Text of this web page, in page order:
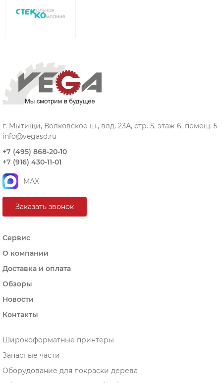
г. Мытищи, Волковское ш., влд. 23А, стр. 5, этаж 6, помещ. 5
info@vegasd.ru
+7 (495) 868-20-10
+7 (916) 430-11-01
MAX
Заказать звонок
Сервис
О компании
Доставка и оплата
Обзоры
Новости
Контакты
Широкоформатные принтеры
Запасные части
Оборудование для покраски дерева